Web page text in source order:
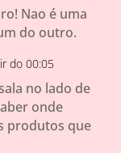
Nao é uma
do outro.
do 00:05
no lado de
onde
produtos que